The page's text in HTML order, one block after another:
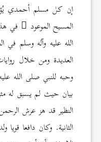
إن كل مسلم أحمدي
المسيح الموعود
في
الله عليه وآله وسلم
العديدة ومن خلال
وحبه للنبي صلى الله
بيان حيث لم يسبق له
النظير قد هز عرش الرحمن
الثانية. وكان دافعا